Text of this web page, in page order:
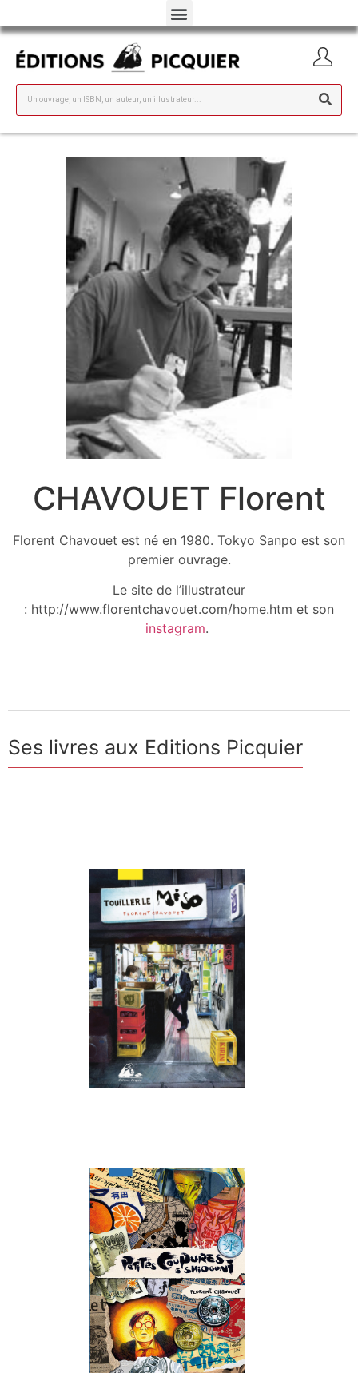
CHAVOUET Florent
Florent Chavouet est né en 1980. Tokyo Sanpo est son
premier ouvrage.
Le site de l’illustrateur
: http://www.florentchavouet.com/home.htm et son
instagram.
Ses livres aux Editions Picquier